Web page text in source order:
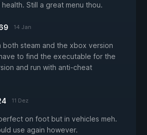
health. Still a great menu thou.
14 Jan
both steam and the xbox version
to find the executable for the
and run with anti-cheat
11 Dez
on foot but in vehicles meh.
use again however.